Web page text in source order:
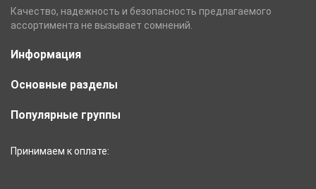
Качество, надежность и безопасность предлагаемого
ассортимента не вызывает сомнений.
Информация
Основные разделы
Популярные группы
Принимаем к оплате: